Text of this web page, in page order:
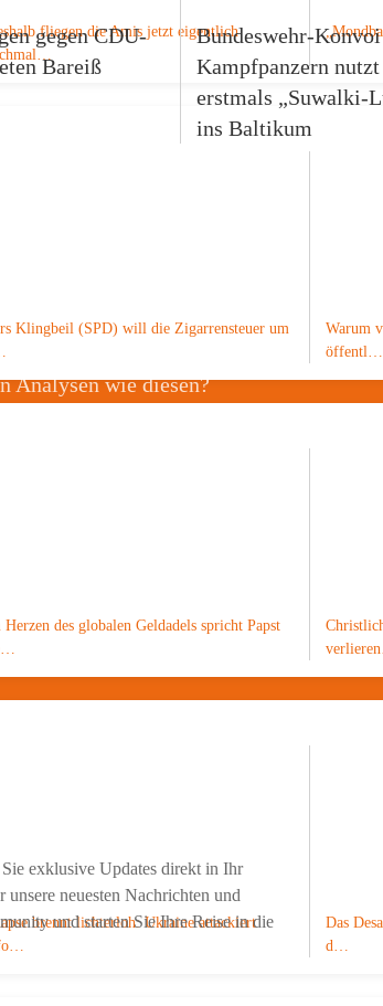
fliegen die Amis jetzt eigentlich
Klingbeil (SPD) will die Zigarrensteuer um
Warum
öffentl…
Herzen des globalen Geldadels spricht Papst
brennt lichterloh: Ukraine attackiert
Das
d…
gegen CDU-
Bareiß
Bundeswehr-
Kampfpanzern nutzt
erstmals „Suwalki-
ins Baltikum
Analysen wie diesen?
exklusive Updates direkt in Ihr
neuesten Nachrichten und
und starten Sie Ihre Reise in die